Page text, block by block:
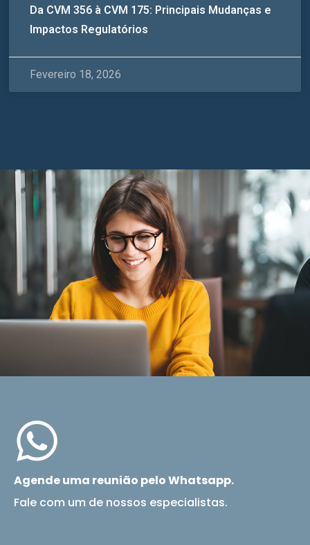
Da CVM 356 à CVM 175: Principais Mudanças e
Impactos Regulatórios
Fevereiro 18, 2026
Agende uma reunião pelo Whatsapp.
Fale com um de nossos especialistas.